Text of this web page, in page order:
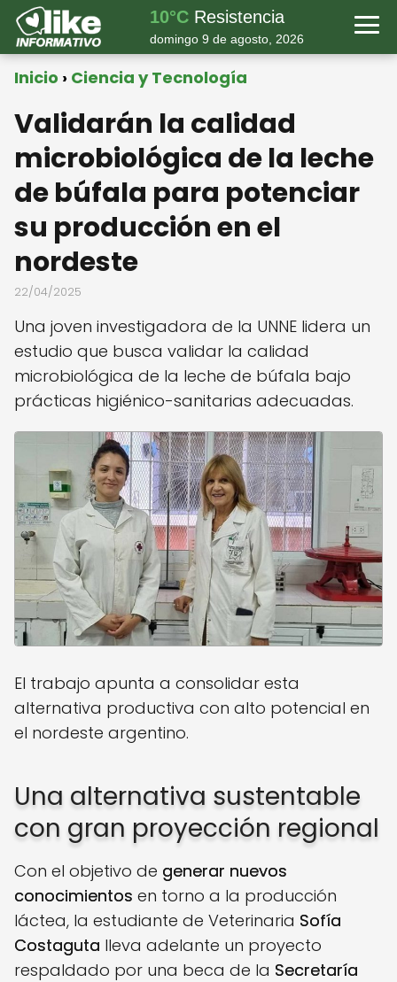
10°C Resistencia
domingo 9 de agosto, 2026
Inicio Ciencia y Tecnología
Validarán la calidad
microbiológica de la leche
de búfala para potenciar
su producción en el
nordeste
22/04/2025
Una joven investigadora de la UNNE lidera un
estudio que busca validar la calidad
microbiológica de la leche de búfala bajo
prácticas higiénico-sanitarias adecuadas.
El trabajo apunta a consolidar esta
alternativa productiva con alto potencial en
el nordeste argentino.
Una alternativa sustentable
con gran proyección regional
Con el objetivo de generar nuevos
conocimientos en torno a la producción
láctea, la estudiante de Veterinaria Sofía
Costaguta lleva adelante un proyecto
respaldado por una beca de la Secretaría